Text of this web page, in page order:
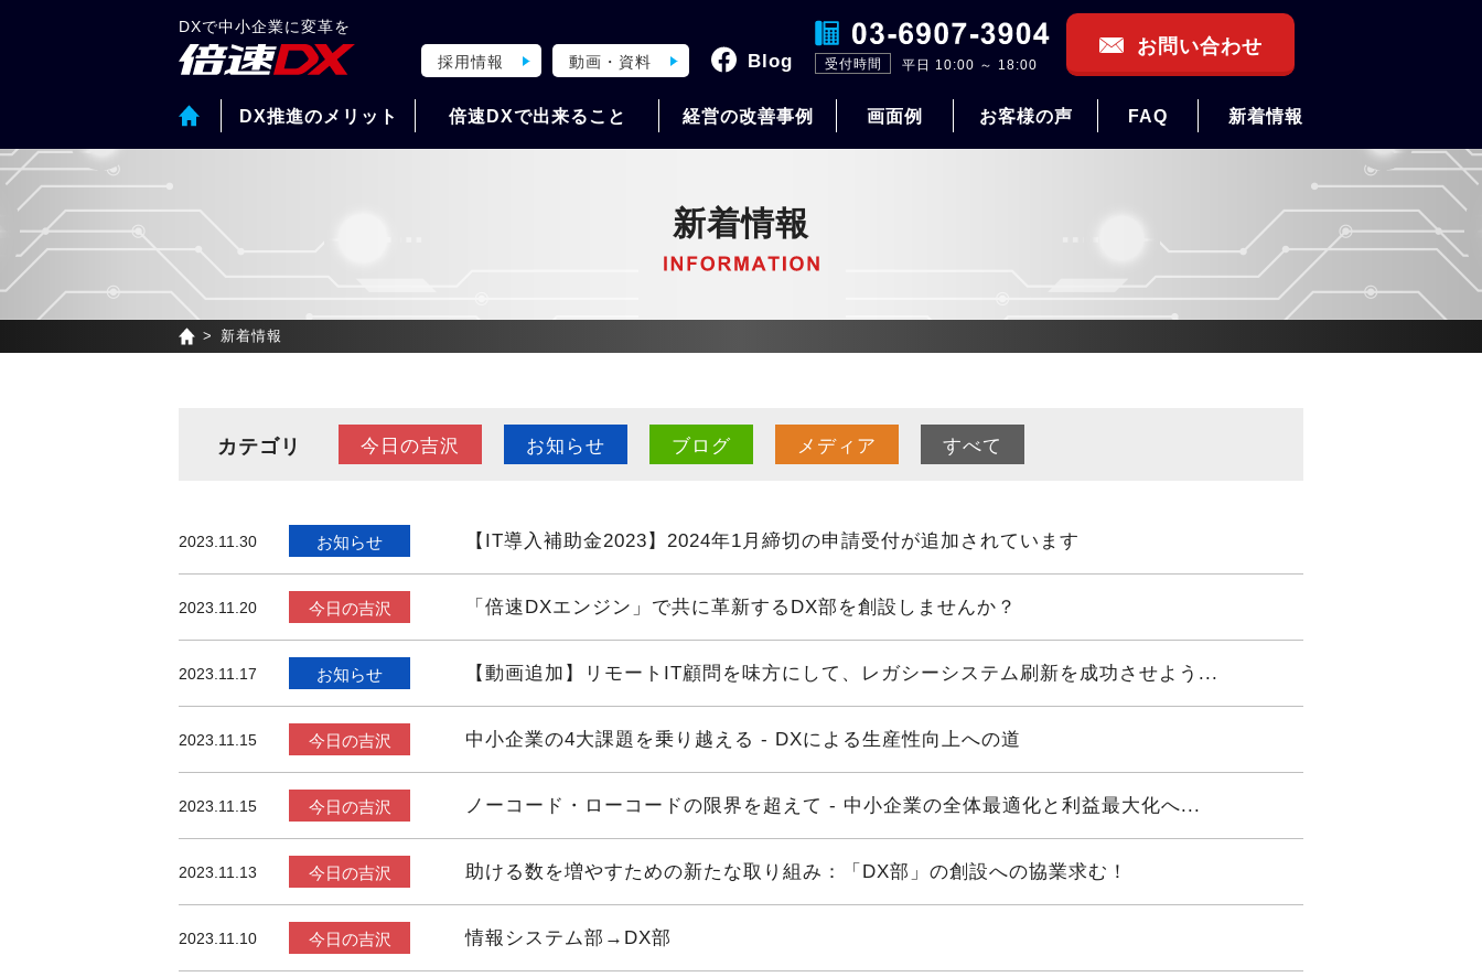
DXで中小企業に変革を
DX推進のメリット 倍速DXで出来ること 経営の改善事例 画面例 お客様の声 FAQ 新着情報
採用情報 動画・資料 Blog 受付時間 平日 10:00 ～ 18:00
お問い合わせ
新着情報
新着情報
カテゴリ 今日の吉沢 お知らせ ブログ メディア すべて
2023.11.30 お知らせ 【IT導入補助金2023】2024年1月締切の申請受付が追加されています
2023.11.20 今日の吉沢 「倍速DXエンジン」で共に革新するDX部を創設しませんか？
2023.11.17 お知らせ 【動画追加】リモートIT顧問を味方にして、レガシーシステム刷新を成功させよう...
2023.11.15 今日の吉沢 中小企業の4大課題を乗り越える - DXによる生産性向上への道
2023.11.15 今日の吉沢 ノーコード・ローコードの限界を超えて - 中小企業の全体最適化と利益最大化へ...
2023.11.13 今日の吉沢 助ける数を増やすための新たな取り組み：「DX部」の創設への協業求む！
2023.11.10 今日の吉沢 情報システム部→DX部